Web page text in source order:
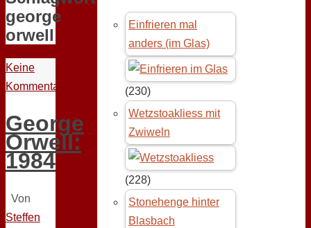
george
orwell
Keine
Kommentare
George
Orwell:
1984
Von
Steffen
Einfrieren mal
anders (im Glas)
(230)
Wetzstoakliess mit
Zwiweln
(228)
Stonehenge hinter
Blasbach